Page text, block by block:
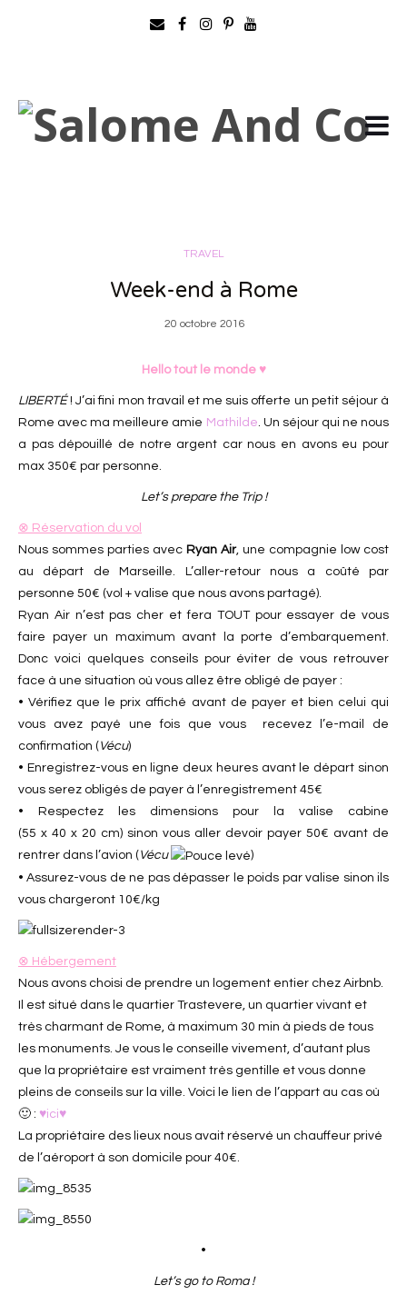
TRAVEL
Week-end à Rome
20 octobre 2016
Hello tout le monde ♥
LIBERTÉ! J’ai fini mon travail et me suis offerte un petit séjour à
Rome avec ma meilleure amie Mathilde. Un séjour qui ne nous
a pas dépouillé de notre argent car nous en avons eu pour
max 350€ par personne.
Let’s prepare the Trip !
⊗ Réservation du vol
Nous sommes parties avec Ryan Air, une compagnie low cost
au départ de Marseille. L’aller-retour nous a coûté par
personne 50€ (vol + valise que nous avons partagé).
Ryan Air n’est pas cher et fera TOUT pour essayer de vous
faire payer un maximum avant la porte d’embarquement.
Donc voici quelques conseils pour éviter de vous retrouver
face à une situation où vous allez être obligé de payer :
• Vérifiez que le prix affiché avant de payer et bien celui qui
vous avez payé une fois que vous recevez l’e-mail de
confirmation ( Vécu)
• Enregistrez-vous en ligne deux heures avant le départ sinon
vous serez obligés de payer à l’enregistrement 45€
• Respectez les dimensions pour la valise cabine
(55 x 40 x 20 cm) sinon vous aller devoir payer 50€ avant de
rentrer dans l’avion ( Vécu
)
• Assurez-vous de ne pas dépasser le poids par valise sinon ils
vous chargeront 10€/kg
⊗ Hébergement
Nous avons choisi de prendre un logement entier chez Airbnb.
Il est situé dans le quartier Trastevere, un quartier vivant et
très charmant de Rome, à maximum 30 min à pieds de tous
les monuments. Je vous le conseille vivement, d’autant plus
que la propriétaire est vraiment très gentille et vous donne
pleins de conseils sur la ville. Voici le lien de l’appart au cas où
🙂 : ♥ici♥
La propriétaire des lieux nous avait réservé un chauffeur privé
de l’aéroport à son domicile pour 40€.
•
Let’s go to Roma !